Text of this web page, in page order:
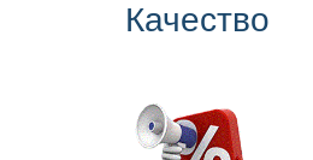
Качество